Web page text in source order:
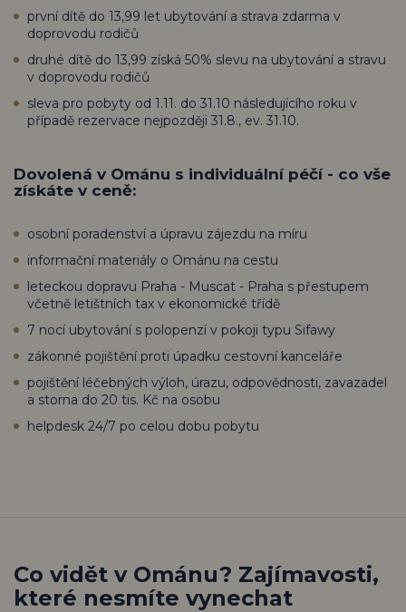
první dítě do 13,99 let ubytování a strava zdarma v
doprovodu rodičů
druhé dítě do 13,99 získá 50% slevu na ubytování a stravu
v doprovodu rodičů
sleva pro pobyty od 1.11. do 31.10 následujícího roku v
případě rezervace nejpozději 31.8., ev. 31.10.
Dovolená v Ománu s individuální péčí - co vše
získáte v ceně:
osobní poradenství a úpravu zájezdu na míru
informační materiály o Ománu na cestu
leteckou dopravu Praha - Muscat - Praha s přestupem
včetně letištních tax v ekonomické třídě
7 nocí ubytování s polopenzí v pokoji typu Sifawy
zákonné pojištění proti úpadku cestovní kanceláře
pojištění léčebných výloh, úrazu, odpovědnosti, zavazadel
a storna do 20 tis. Kč na osobu
helpdesk 24/7 po celou dobu pobytu
Co vidět v Ománu? Zajímavosti,
které nesmíte vynechat